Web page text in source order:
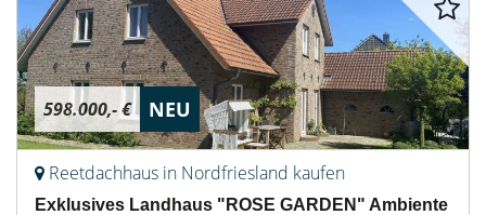
598.000,- € NEU
Reetdachhaus in Nordfriesland kaufen
Exklusives Landhaus "ROSE GARDEN" Ambiente